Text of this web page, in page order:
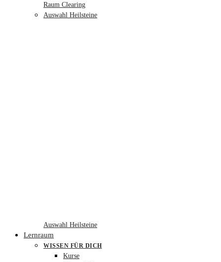
Raum Clearing
Auswahl Heilsteine
Auswahl Heilsteine
Lernraum
WISSEN FÜR DICH
Kurse